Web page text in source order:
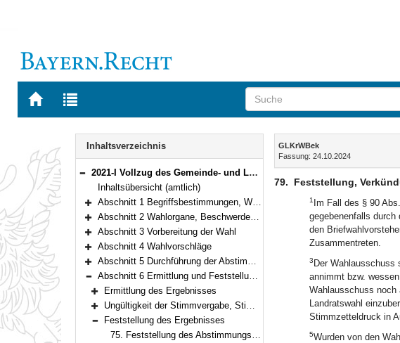
Zur
BAYERN.RECHT
Zur
letzten
Navigation
Inhaltsverzeichnis
Bereich reduzieren
2021-I Vollzug des Gemeinde- und Landkreiswahlgesetzes und der Gemeinde- und Landkreiswahlordnung (Gemeinde- und Landkreiswahlbekanntmachung – GLKrWBek) Bekanntmachung des Bayerischen Staatsministeriums des Innern, für Sport und Integration vom 24. Oktober 2024, Az. B1-1367-3-37 (BayMBl. Nr. 534 )
Inhaltsübersicht (amtlich)
Bereich erweitern
Abschnitt 1 Begriffsbestimmungen, Wahlrecht, Wählbarkeit
Bereich erweitern
Abschnitt 2 Wahlorgane, Beschwerdeausschuss
Bereich erweitern
Abschnitt 3 Vorbereitung der Wahl
Bereich erweitern
Abschnitt 4 Wahlvorschläge
Bereich erweitern
Abschnitt 5 Durchführung der Abstimmung, Sicherung der Wahlfreiheit, Briefwahl
Bereich reduzieren
Abschnitt 6 Ermittlung und Feststellung des Wahlergebnisses
Bereich erweitern
Ermittlung des Ergebnisses
Bereich erweitern
Ungültigkeit der Stimmvergabe, Stimmenauswertung
Bereich reduzieren
Feststellung des Ergebnisses
75. Feststellung des Abstimmungsergebnisses (§ 87)
Inhalt
GLKrWBek
Fassung: 24.10.2024
79. Feststellung,
1 Im Fall des § 90
gegebenenfalls durch
den
Zusammentreten.
3 Der Wahlausschuss
annimmt bzw.
Wahlausschuss noch
Landratswahl
Stimmzetteldruck in
5Wurden von den